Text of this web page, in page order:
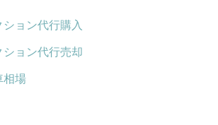
ション代行購入
ション代行売却
相場